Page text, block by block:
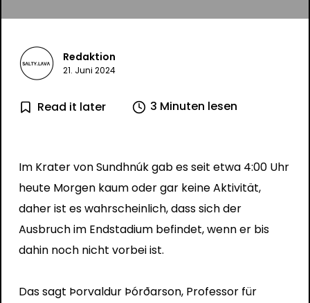
Redaktion
21. Juni 2024
Read it later 3 Minuten lesen
Im Krater von Sundhnúk gab es seit etwa 4:00 Uhr
heute Morgen kaum oder gar keine Aktivität,
daher ist es wahrscheinlich, dass sich der
Ausbruch im Endstadium befindet, wenn er bis
dahin noch nicht vorbei ist.
Das sagt Þorvaldur Þórðarson, Professor für